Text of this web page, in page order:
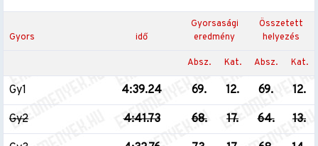
Gyors idő
Gyorsasági
eredmény
Összetett
helyezés
Absz. Kat. Absz. Kat.
Gy1 4:39.24 69. 12. 69. 12.
Gy2 4:41.73 68. 17. 64. 13.